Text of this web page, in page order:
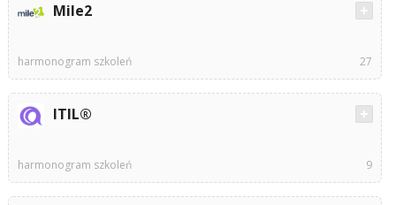
Mile2
harmonogram szkoleń 27
ITIL®
harmonogram szkoleń 9